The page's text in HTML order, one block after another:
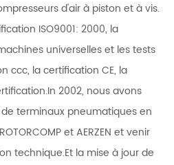
d'air à piston et à vis.
ISO9001: 2000, la
universelles et les tests
ccc, la certification CE, la
2002, nous avons
terminaux pneumatiques en
et AERZEN et venir
technique.Et la mise à jour de